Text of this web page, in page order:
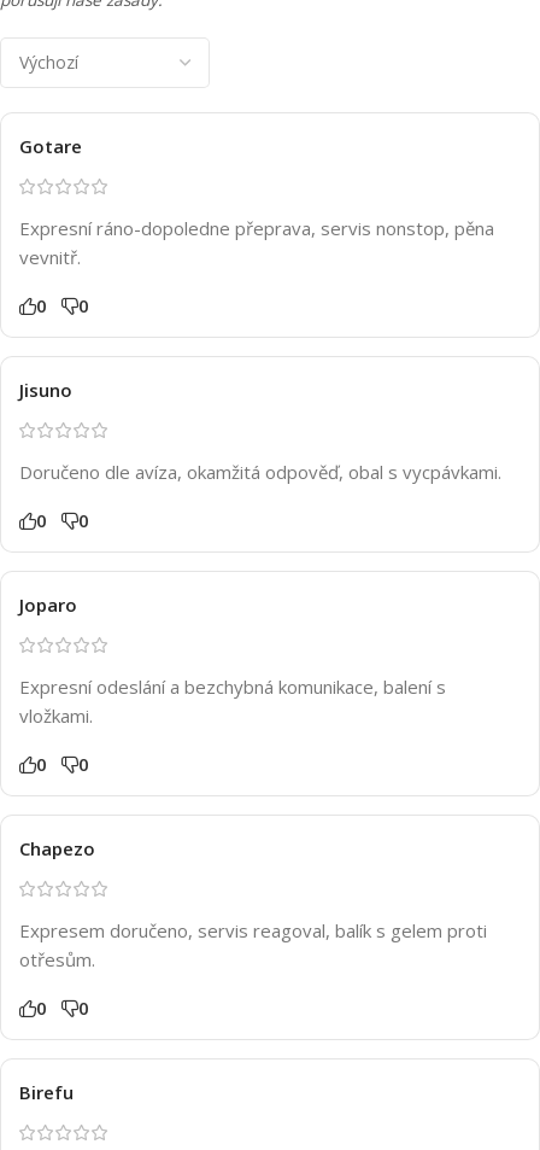
Gotare
Expresní ráno-dopoledne přeprava, servis nonstop, pěna
vevnitř.
0 0
Jisuno
Doručeno dle avíza, okamžitá odpověď, obal s vycpávkami.
0 0
Joparo
Expresní odeslání a bezchybná komunikace, balení s
vložkami.
0 0
Chapezo
Expresem doručeno, servis reagoval, balík s gelem proti
otřesům.
0 0
Birefu